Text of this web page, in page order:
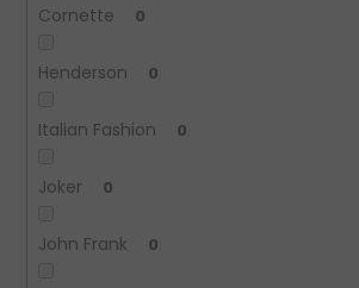
Cornette 0
Henderson 0
Italian Fashion 0
Joker 0
John Frank 0